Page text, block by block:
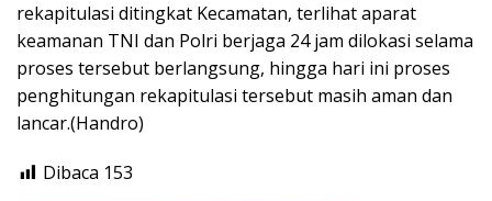
rekapitulasi ditingkat Kecamatan, terlihat aparat
keamanan TNI dan Polri berjaga 24 jam dilokasi selama
proses tersebut berlangsung, hingga hari ini proses
penghitungan rekapitulasi tersebut masih aman dan
lancar.(Handro)
Dibaca 153